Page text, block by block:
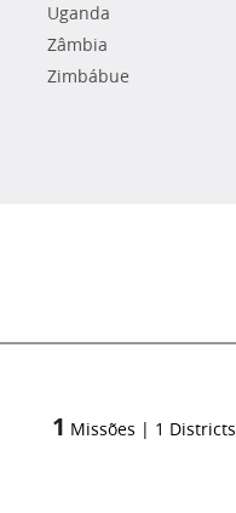
Uganda
Zâmbia
Zimbábue
1 Missões | 1 Districts